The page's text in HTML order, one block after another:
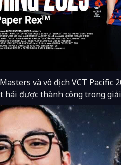
và vô địch VCT
hái được thành công trong